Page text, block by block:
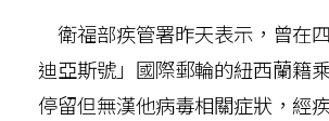
衛福部疾管署昨天表示，曾在
迪亞斯號」國際郵輪的紐西蘭籍
停留但無漢他病毒相關症狀，經